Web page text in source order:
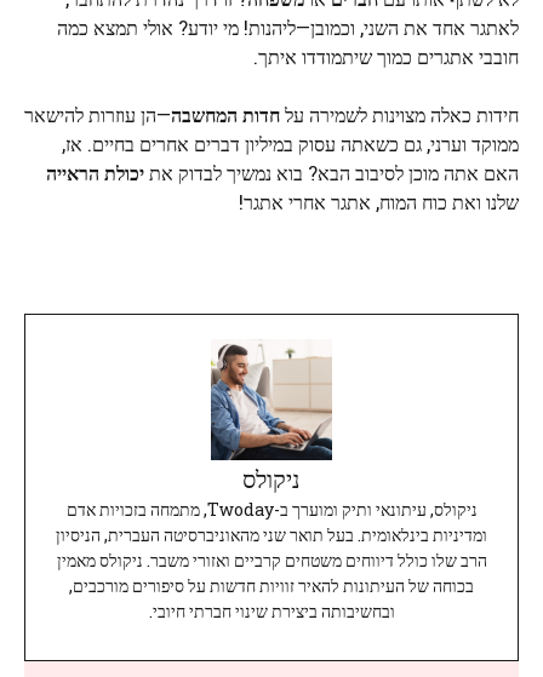
לאתגר אחד את השני, וכמובן—ליהנות! מי יודע? אולי תמצא כמה
חובבי אתגרים כמוך שיתמודדו איתך.
חידות כאלה מצוינות לשמירה עלחדות המחשבה—הן עוזרות להישאר
ממוקד וערני, גם כשאתה עסוק במיליון דברים אחרים בחיים. אז,
האם אתה מוכן לסיבוב הבא? בוא נמשיך לבדוק אתיכולת הראייה
שלנו ואת כוח המוח, אתגר אחרי אתגר!
ניקולס
ניקולס, עיתונאי ותיק ומוערך ב-Twoday, מתמחה בזכויות אדם
ומדיניות בינלאומית. בעל תואר שני מהאוניברסיטה העברית, הניסיון
הרב שלו כולל דיווחים משטחים קרביים ואזורי משבר. ניקולס מאמין
בכוחה של העיתונות להאיר זוויות חדשות על סיפורים מורכבים,
ובחשיבותה ביצירת שינוי חברתי חיובי.